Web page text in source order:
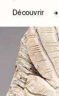
Découvrir